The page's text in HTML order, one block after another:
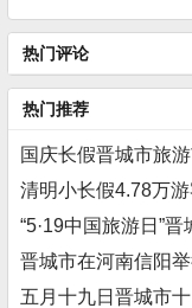
热门评论
热门推荐
国庆长假晋城市旅
清明小长假4.78万
“5·19中国旅游日”
晋城市在河南信阳
五月十九日晋城市